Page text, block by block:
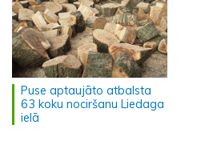
Puse aptaujāto atbalsta
63 koku nociršanu Liedaga
ielā